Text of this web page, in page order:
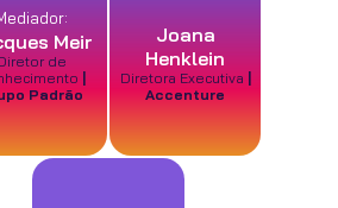
Meir
de
Padrão
Joana
Henklein
Diretora Executiva
Accenture